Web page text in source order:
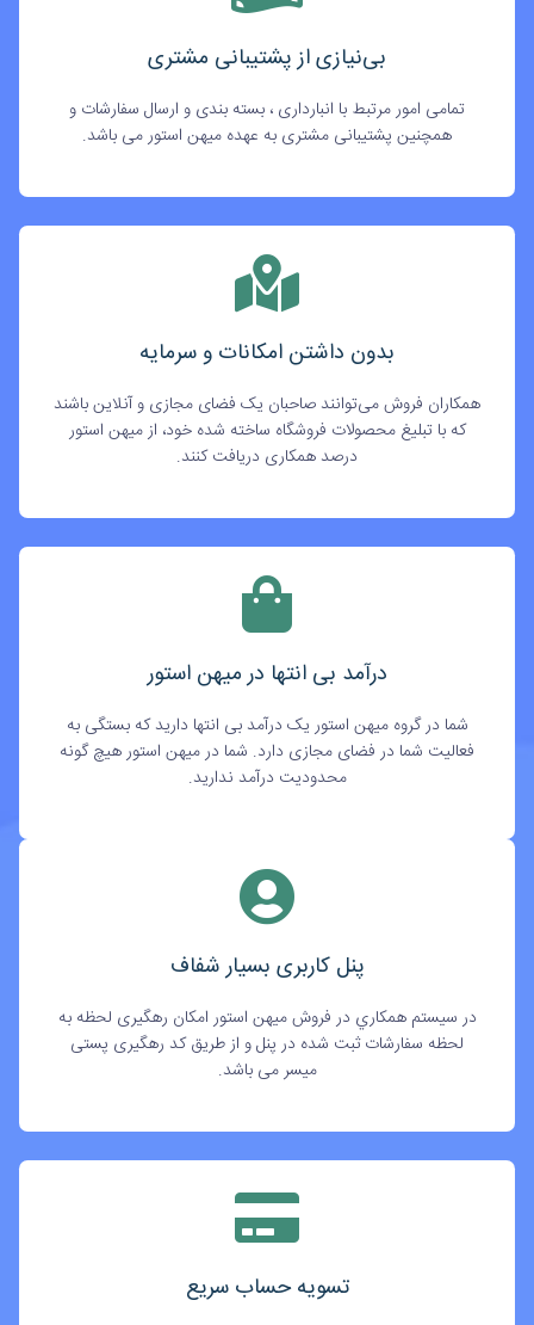
بی‌نیازی از پشتیبانی مشتری
تمامی امور مرتبط با انبارداری ، بسته بندی و ارسال سفارشات و
همچنین پشتیبانی مشتری به عهده میهن استور می باشد.
بدون داشتن امکانات و سرمایه
همکاران فروش می‌توانند صاحبان یک فضای مجازی و آنلاین باشند
که با تبلیغ محصولات فروشگاه ساخته شده خود، از میهن استور
درصد همکاری دریافت کنند.
درآمد بی انتها در میهن استور
شما در گروه میهن استور یک درآمد بی انتها دارید که بستگی به
فعالیت شما در فضای مجازی دارد. شما در میهن استور هیچ گونه
محدودیت درآمد ندارید.
پنل کاربری بسیار شفاف
در سيستم همکاري در فروش میهن استور امکان رهگیری لحظه به
لحظه سفارشات ثبت شده در پنل و از طریق کد رهگیری پستی
میسر می باشد.
تسویه حساب سریع